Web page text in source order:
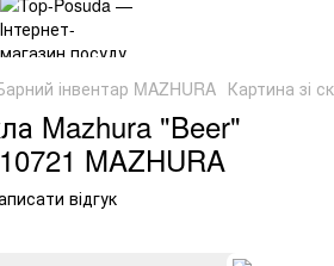
інвентар MAZHURA Картина зі
Mazhura "Beer"
MAZHURA
відгук